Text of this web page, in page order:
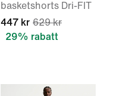
basketshorts Dri-FIT
447 kr 629 kr
29% rabatt